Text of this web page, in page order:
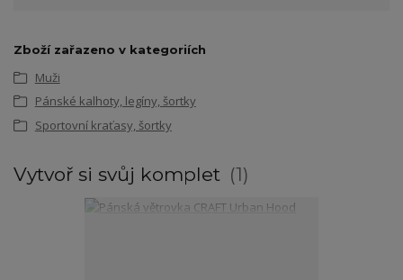
Zboží zařazeno v kategoriích
Muži
Pánské kalhoty, legíny, šortky
Sportovní kraťasy, šortky
Vytvoř si svůj komplet 1